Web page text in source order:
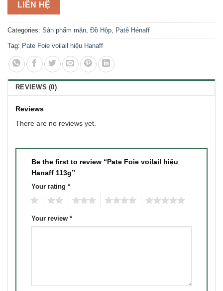
LIÊN HỆ
Categories: Sản phẩm mặn Đồ Hộp Patê Hénaff
Tag: Pate Foie voilail hiệu Hanaff
REVIEWS (0)
Reviews
There are no reviews yet.
Be the first to review “Pate Foie voilail hiệu
Hanaff 113g”
Your rating *
Your review *